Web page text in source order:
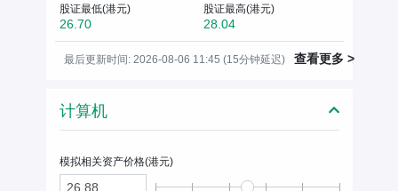
股证最低(港元)
26.70
股证最高(港元)
28.04
最后更新时间: 2026-08-06 11:45 (15分钟延迟) 查看更多 >
计算机
模拟相关资产价格(港元)